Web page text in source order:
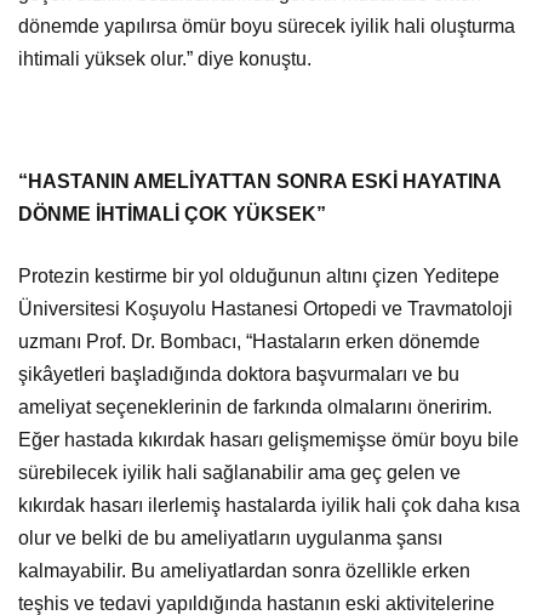
dönemde yapılırsa ömür boyu sürecek iyilik hali oluşturma
ihtimali yüksek olur.” diye konuştu.
“HASTANIN AMELİYATTAN SONRA ESKİ HAYATINA
DÖNME İHTİMALİ ÇOK YÜKSEK”
Protezin kestirme bir yol olduğunun altını çizen Yeditepe
Üniversitesi Koşuyolu Hastanesi Ortopedi ve Travmatoloji
uzmanı Prof. Dr. Bombacı, “Hastaların erken dönemde
şikâyetleri başladığında doktora başvurmaları ve bu
ameliyat seçeneklerinin de farkında olmalarını öneririm.
Eğer hastada kıkırdak hasarı gelişmemişse ömür boyu bile
sürebilecek iyilik hali sağlanabilir ama geç gelen ve
kıkırdak hasarı ilerlemiş hastalarda iyilik hali çok daha kısa
olur ve belki de bu ameliyatların uygulanma şansı
kalmayabilir. Bu ameliyatlardan sonra özellikle erken
teşhis ve tedavi yapıldığında hastanın eski aktivitelerine